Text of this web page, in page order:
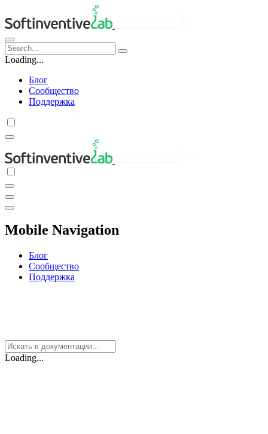
Loading...
Блог
Сообщество
Поддержка
Mobile Navigation
Блог
Сообщество
Поддержка
Loading...